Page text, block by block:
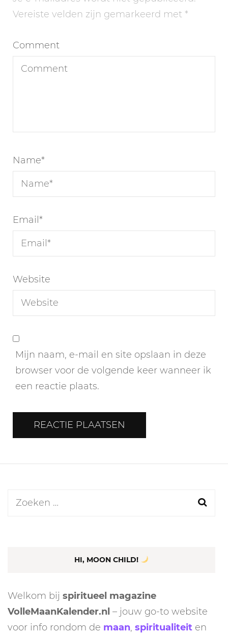
Vereiste velden zijn gemarkeerd met *
Comment
Name*
Email*
Website
Mijn naam, e-mail en site opslaan in deze
browser voor de volgende keer wanneer ik
een reactie plaats.
Zoeken
HI, MOON CHILD!
Welkom bij spiritueel magazine
VolleMaanKalender.nl – jouw go-to website
voor info rondom de maan, spiritualiteit en